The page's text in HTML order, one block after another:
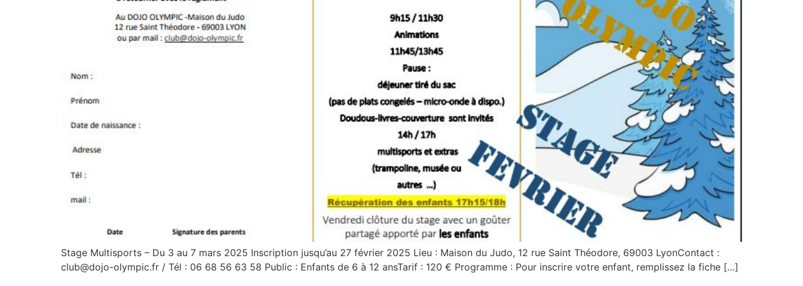
Stage Multisports – Du 3 au 7 mars 2025 Inscription jusqu’au 27 février 2025 Lieu : Maison du Judo, 12 rue Saint Théodore, 69003 LyonContact :
club@dojo-olympic.fr / Tél : 06 68 56 63 58 Public : Enfants de 6 à 12 ansTarif : 120 € Programme : Pour inscrire votre enfant, remplissez la fiche […]